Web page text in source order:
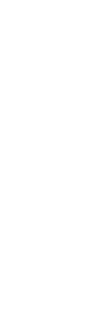
בלימת המנוע
דורש הסתגלות
17 ק"מ לליטר בממוצע במסגרת